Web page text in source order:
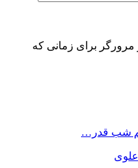
مرورگر برای زمانی که
شب قدر…